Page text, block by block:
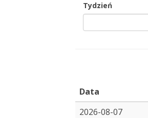
Tydzień
Data
2026-08-07